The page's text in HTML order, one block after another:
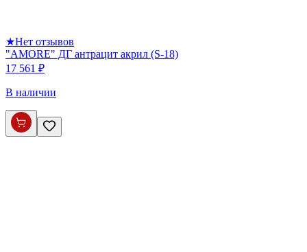
★Нет отзывов
"AMORE" ДГ антрацит акрил (S-18)
17 561 ₽
В наличии